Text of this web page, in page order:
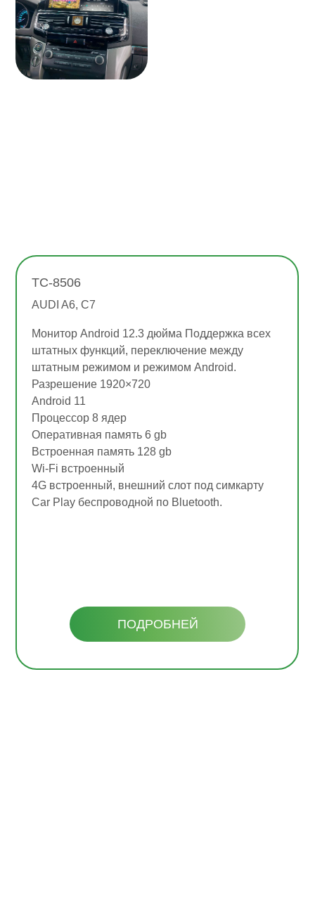
Монитор Android 12.3 дюйма Поддержка всех
штатных функций, переключение между
штатным режимом и режимом Android.
Разрешение 1920×720
Android 11
Процессор 8 ядер
Оперативная память 6 gb
Встроенная память 128 gb
Wi-Fi встроенный
4G встроенный, внешний слот под симкарту
Car Play беспроводной по Bluetooth.
TC-8506
ПОДРОБНЕЙ
AUDI A6, C7